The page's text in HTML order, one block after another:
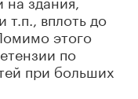
вплоть до
этого
по
при больших